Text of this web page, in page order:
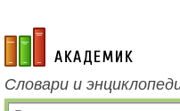
academic.ru
Словари и